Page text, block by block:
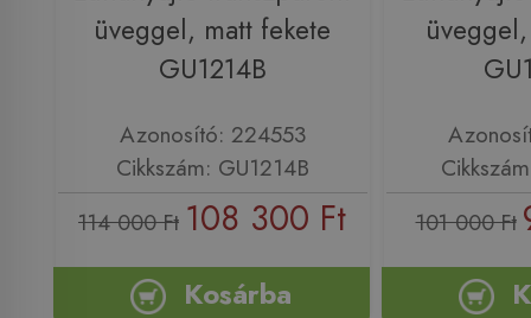
üveggel, matt fekete
GU1214B
Azonosító: 224553
Cikkszám: GU1214B
114 000 Ft 108 300 Ft
Kosárba
101 000 Ft